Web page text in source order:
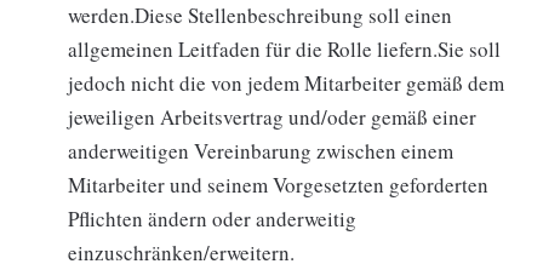
werden.Diese Stellenbeschreibung soll einen
allgemeinen Leitfaden für die Rolle liefern.Sie soll
jedoch nicht die von jedem Mitarbeiter gemäß dem
jeweiligen Arbeitsvertrag und/oder gemäß einer
anderweitigen Vereinbarung zwischen einem
Mitarbeiter und seinem Vorgesetzten geforderten
Pflichten ändern oder anderweitig
einzuschränken/erweitern.